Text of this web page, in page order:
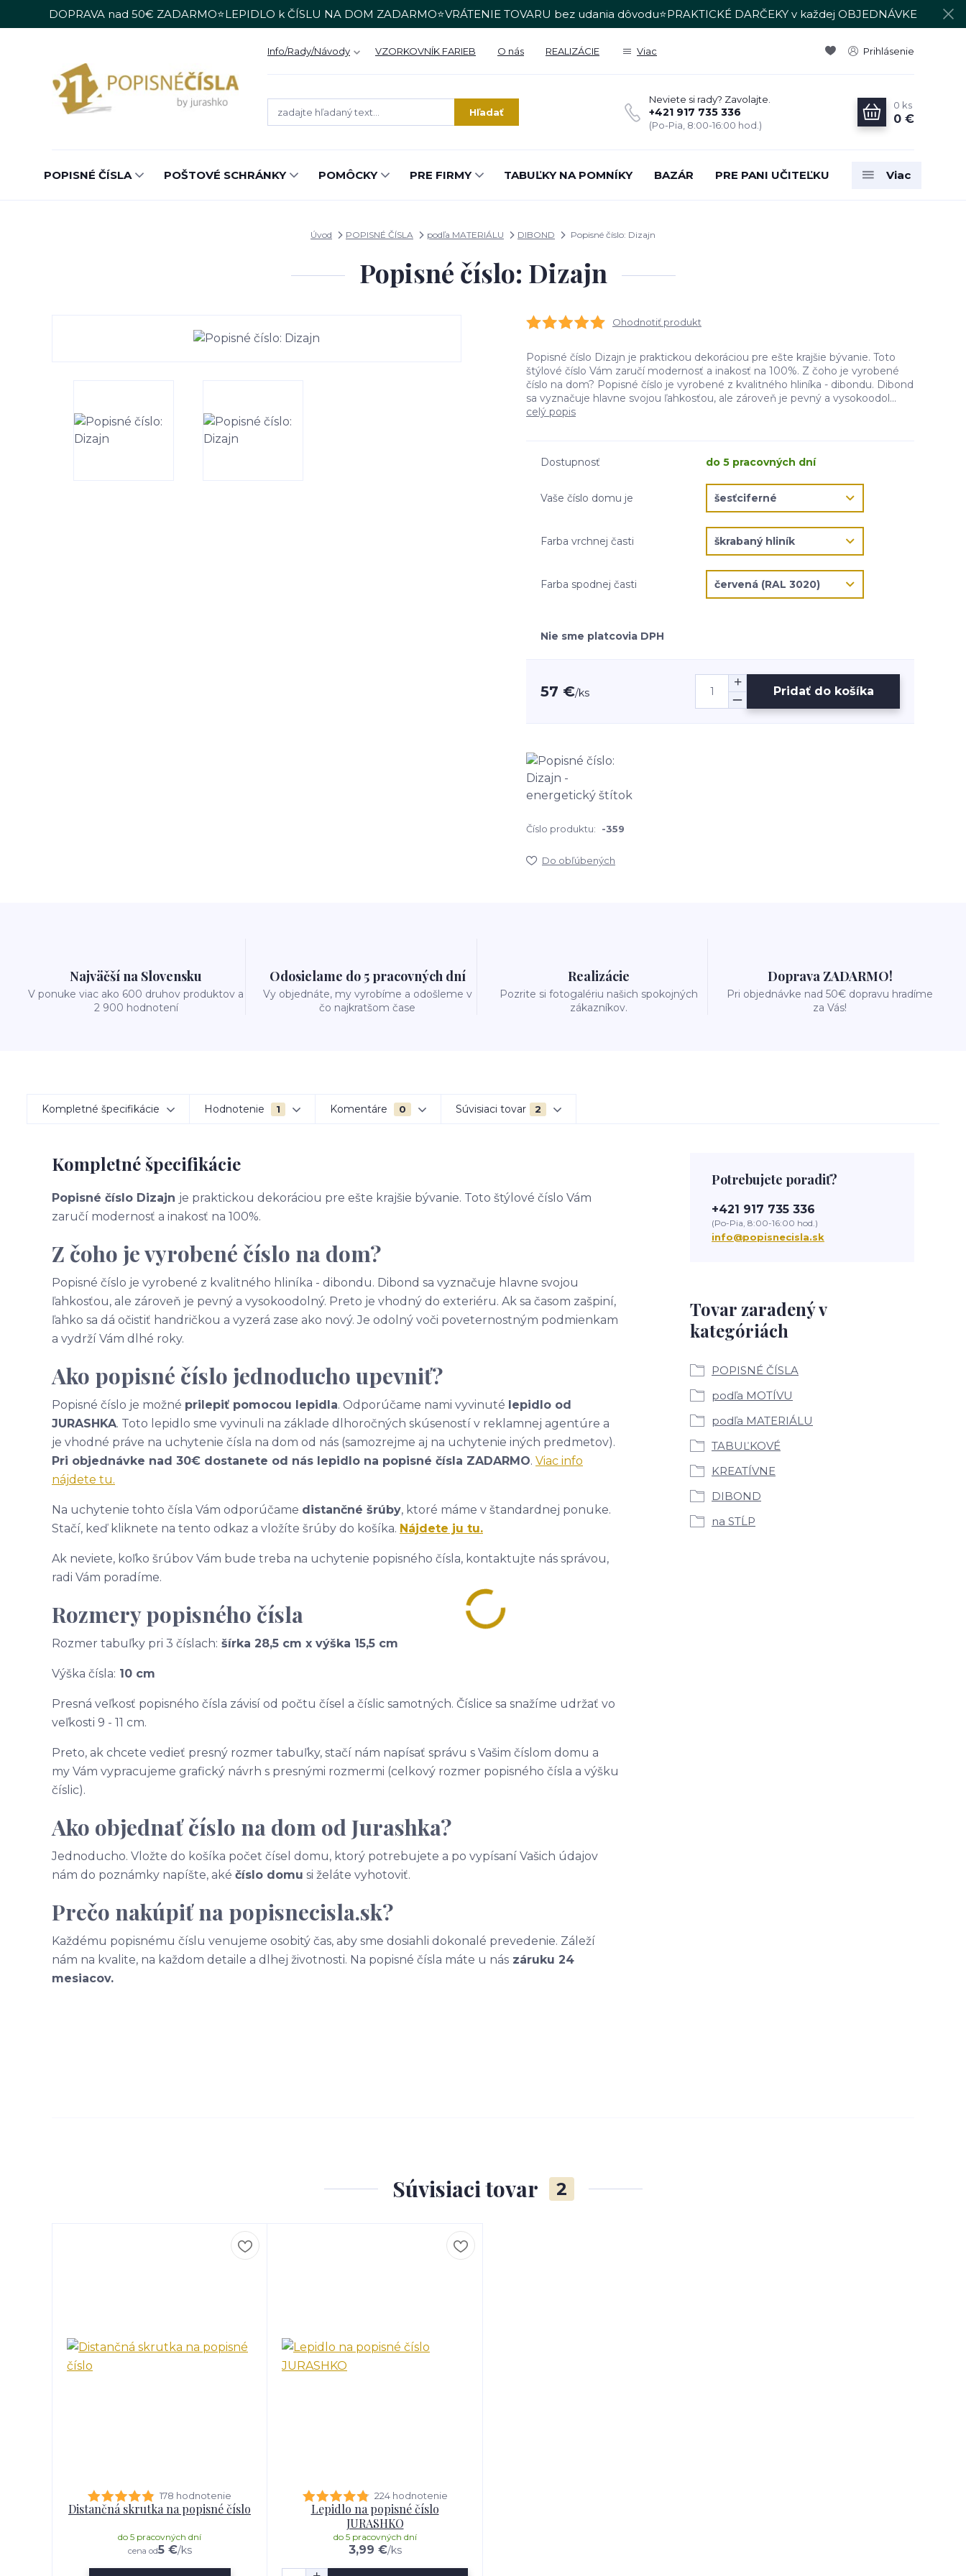
DOPRAVA nad 50€ ZADARMO⭐LEPIDLO k ČÍSLU NA DOM ZADARMO⭐VRÁTENIE TOVARU bez udania dôvodu⭐PRAKTICKÉ DARČEKY v každej OBJEDNÁVKE
Info/Rady/Návody VZORKOVNÍK FARIEB O nás REALIZÁCIE Viac Prihlásenie
Hľadať
Neviete si rady? Zavolajte.
+421 917 735 336
(Po-Pia, 8:00-16:00 hod.)
0 ks
0 €
POPISNÉ ČÍSLA POŠTOVÉ SCHRÁNKY POMÔCKY PRE FIRMY TABUĽKY NA POMNÍKY BAZÁR PRE PANI UČITEĽKU Viac
Úvod POPISNÉ ČÍSLA podľa MATERIÁLU DIBOND Popisné číslo: Dizajn
Popisné číslo: Dizajn
Ohodnotiť produkt
Popisné číslo Dizajn je praktickou dekoráciou pre ešte krajšie bývanie. Toto
štýlové číslo Vám zaručí modernosť a inakosť na 100%. Z čoho je vyrobené
číslo na dom? Popisné číslo je vyrobené z kvalitného hliníka - dibondu. Dibond
sa vyznačuje hlavne svojou ľahkosťou, ale zároveň je pevný a vysokoodol...
celý popis
Dostupnosť do 5 pracovných dní
Vaše číslo domu je
Farba vrchnej časti
Farba spodnej časti
Nie sme platcovia DPH
57 €/ks Pridať do košíka
Číslo produktu: -359
Do obľúbených
Najväčší na Slovensku
V ponuke viac ako 600 druhov produktov a
2 900 hodnotení
Odosielame do 5 pracovných dní
Vy objednáte, my vyrobíme a odošleme v
čo najkratšom čase
Realizácie
Pozrite si fotogalériu našich spokojných
zákazníkov.
Doprava ZADARMO!
Pri objednávke nad 50€ dopravu hradíme
za Vás!
Kompletné špecifikácie Hodnotenie 1 Komentáre 0 Súvisiaci tovar 2
Kompletné špecifikácie
Popisné číslo Dizajn je praktickou dekoráciou pre ešte krajšie bývanie. Toto štýlové číslo Vám
zaručí modernosť a inakosť na 100%.
Z čoho je vyrobené číslo na dom?
Popisné číslo je vyrobené z kvalitného hliníka - dibondu. Dibond sa vyznačuje hlavne svojou
ľahkosťou, ale zároveň je pevný a vysokoodolný. Preto je vhodný do exteriéru. Ak sa časom zašpiní,
ľahko sa dá očistiť handričkou a vyzerá zase ako nový. Je odolný voči poveternostným podmienkam
a vydrží Vám dlhé roky.
Ako popisné číslo jednoducho upevniť?
Popisné číslo je možné prilepiť pomocou lepidla. Odporúčame nami vyvinuté lepidlo od
JURASHKA. Toto lepidlo sme vyvinuli na základe dlhoročných skúseností v reklamnej agentúre a
je vhodné práve na uchytenie čísla na dom od nás (samozrejme aj na uchytenie iných predmetov).
Pri objednávke nad 30€ dostanete od nás lepidlo na popisné čísla ZADARMO. Viac info
nájdete tu.
Na uchytenie tohto čísla Vám odporúčame distančné šrúby, ktoré máme v štandardnej ponuke.
Stačí, keď kliknete na tento odkaz a vložíte šrúby do košíka. Nájdete ju tu.
Ak neviete, koľko šrúbov Vám bude treba na uchytenie popisného čísla, kontaktujte nás správou,
radi Vám poradíme.
Rozmery popisného čísla
Rozmer tabuľky pri 3 číslach: šírka 28,5 cm x výška 15,5 cm
Výška čísla: 10 cm
Presná veľkosť popisného čísla závisí od počtu čísel a číslic samotných. Číslice sa snažíme udržať vo
veľkosti 9 - 11 cm.
Preto, ak chcete vedieť presný rozmer tabuľky, stačí nám napísať správu s Vašim číslom domu a
my Vám vypracujeme grafický návrh s presnými rozmermi (celkový rozmer popisného čísla a výšku
číslic).
Ako objednať číslo na dom od Jurashka?
Jednoducho. Vložte do košíka počet čísel domu, ktorý potrebujete a po vypísaní Vašich údajov
nám do poznámky napíšte, aké číslo domu si želáte vyhotoviť.
Prečo nakúpiť na popisnecisla.sk?
Každému popisnému číslu venujeme osobitý čas, aby sme dosiahli dokonalé prevedenie. Záleží
nám na kvalite, na každom detaile a dlhej životnosti. Na popisné čísla máte u nás záruku 24
mesiacov.
Tovar zaradený v
kategóriách
POPISNÉ ČÍSLA
podľa MOTÍVU
podľa MATERIÁLU
TABUĽKOVÉ
KREATÍVNE
DIBOND
na STĹP
Potrebujete poradiť?
+421 917 735 336
(Po-Pia, 8:00-16:00 hod.)
info@popisnecisla.sk
Súvisiaci tovar 2
178 hodnotenie
Distančná skrutka na popisné číslo
cena od5 €/ks
do 5 pracovných dní
224 hodnotenie
Lepidlo na popisné číslo
JURASHKO
3,99 €/ks
do 5 pracovných dní